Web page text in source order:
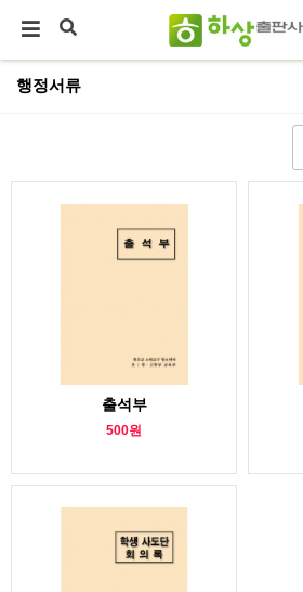
행정서류
출석부
500원